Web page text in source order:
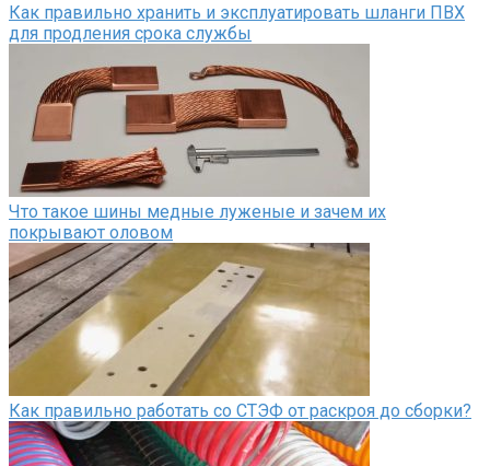
Как правильно хранить и эксплуатировать шланги ПВХ
для продления срока службы
Что такое шины медные луженые и зачем их
покрывают оловом
Как правильно работать со СТЭФ от раскроя до сборки?